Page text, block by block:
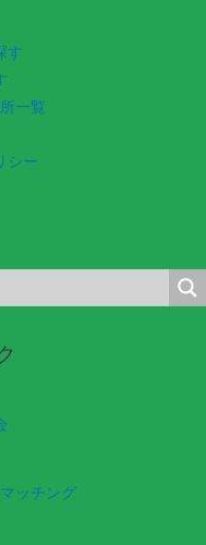
す
一覧
シー
ッチング